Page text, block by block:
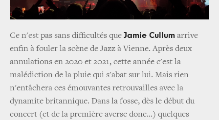
Ce n'est pas sans difficultés que Jamie Cullum arrive
enfin à fouler la scène de Jazz à Vienne. Après deux
annulations en 2020 et 2021, cette année c'est la
malédiction de la pluie qui s'abat sur lui. Mais rien
n'entâchera ces émouvantes retrouvailles avec la
dynamite britannique. Dans la fosse, dès le début du
concert (et de la première averse donc...) quelques